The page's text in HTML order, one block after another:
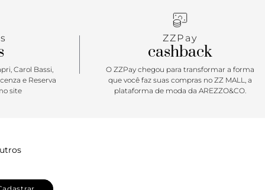
Carol Bassi,
e Reserva
site
ZZPay
cashback
O ZZPay chegou para transformar a forma
que você faz suas compras no ZZ MALL, a
plataforma de moda da AREZZO&CO.